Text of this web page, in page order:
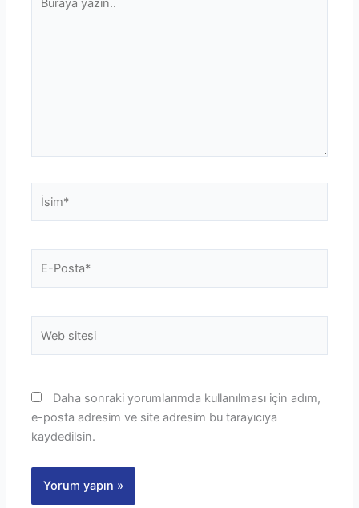
yazın..
İsim*
Posta*
sitesi
Daha sonraki yorumlarımda kullanılması için adım,
e-posta adresim ve site adresim bu tarayıcıya
kaydedilsin.